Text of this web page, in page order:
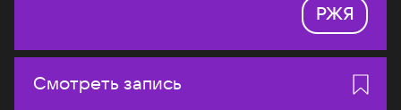
РЖЯ
Смотреть запись